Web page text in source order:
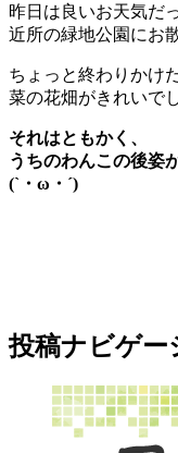
昨日は良いお天気だ
近所の緑地公園にお
ちょっと終わりかけ
菜の花畑がきれいで
それはともかく、
うちのわんこの後姿
(`・ω・´)
投稿ナビゲー